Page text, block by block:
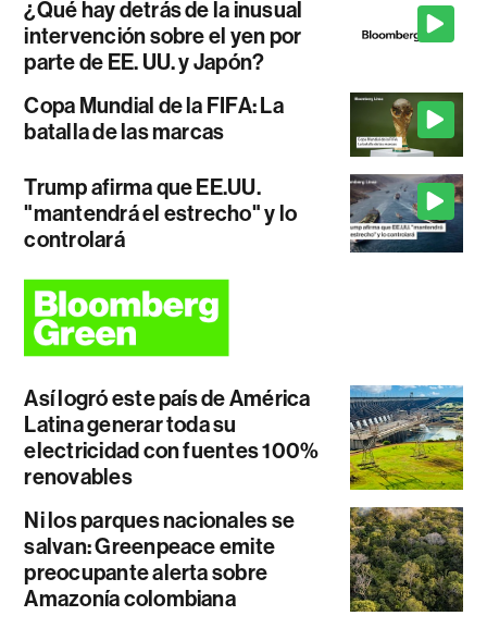
¿Qué hay detrás de la inusual
intervención sobre el yen por
parte de EE. UU. y Japón?
Copa Mundial de la FIFA: La
batalla de las marcas
Trump afirma que EE.UU.
"mantendrá el estrecho" y lo
controlará
Así logró este país de América
Latina generar toda su
electricidad con fuentes 100%
renovables
Ni los parques nacionales se
salvan: Greenpeace emite
preocupante alerta sobre
Amazonía colombiana